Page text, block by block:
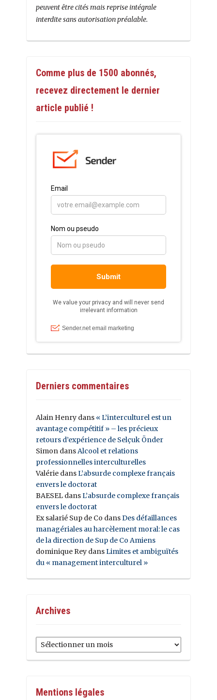
peuvent être cités mais reprise intégrale
interdite sans autorisation préalable.
Comme plus de 1500 abonnés,
recevez directement le dernier
article publié !
Derniers commentaires
Alain Henry dans « L’interculturel est un
avantage compétitif » – les précieux
retours d’expérience de Selçuk Önder
Simon dansAlcool et relations
professionnelles interculturelles
Valérie dansL’absurde complexe français
envers le doctorat
BAESEL dansL’absurde complexe français
envers le doctorat
Ex salarié Sup de Co dansDes défaillances
managériales au harcèlement moral: le cas
de la direction de Sup de Co Amiens
dominique Rey dansLimites et ambiguïtés
du « management interculturel »
Archives
Archives
Mentions légales